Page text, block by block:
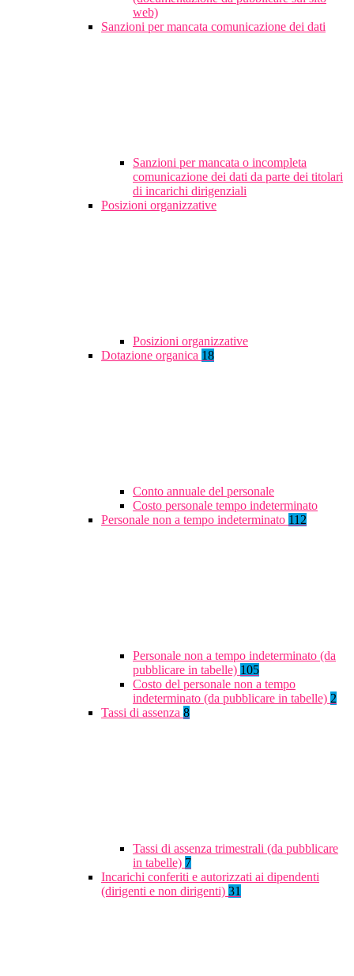
web)
Sanzioni per mancata comunicazione dei dati
Sanzioni per mancata o incompleta
comunicazione dei dati da parte dei titolari
di incarichi dirigenziali
Posizioni organizzative
Posizioni organizzative
Dotazione organica 18
Conto annuale del personale
Costo personale tempo indeterminato
Personale non a tempo indeterminato 112
Personale non a tempo indeterminato (da
pubblicare in tabelle) 105
Costo del personale non a tempo
indeterminato (da pubblicare in tabelle) 2
Tassi di assenza 8
Tassi di assenza trimestrali (da pubblicare
in tabelle) 7
Incarichi conferiti e autorizzati ai dipendenti
(dirigenti e non dirigenti) 31